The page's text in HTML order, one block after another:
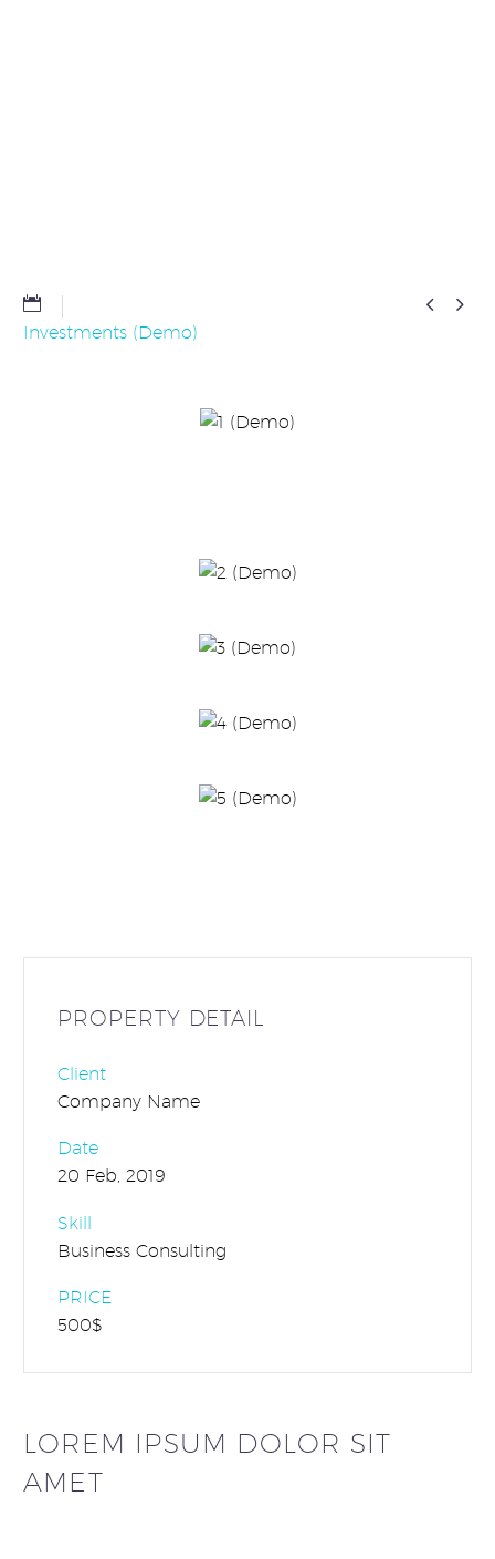
 
Investments (Demo)
PROPERTY DETAIL
Client
Company Name
Date
20 Feb, 2019
Skill
Business Consulting
PRICE
500$
LOREM IPSUM DOLOR SIT
AMET